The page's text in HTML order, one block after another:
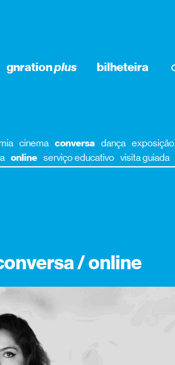
gnrationplus bilheteira
cinema conversa dança exposição
online serviço educativo visita guiada
/ online